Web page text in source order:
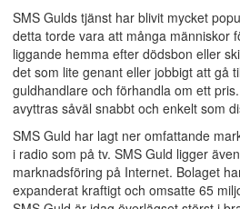
SMS Gulds tjänst har blivit mycket
detta torde vara att många människor
liggande hemma efter dödsbon eller
det som lite genant eller jobbigt att gå
guldhandlare och förhandla om ett
avyttras såväl snabbt och enkelt som
SMS Guld har lagt ner omfattande
i radio som på tv. SMS Guld ligger
marknadsföring på Internet. Bolaget
expanderat kraftigt och omsatte 65